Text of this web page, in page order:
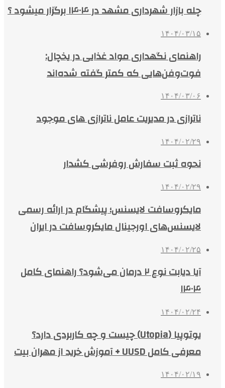
چله بازار شهرداری مشهد در ۱۴۰۴ برگزار میشود ؟
۱۴۰۴/۰۳/۱۵
راهنمای نگهداری مواد غذایی در یخچال:
فوت‌وفن‌هایی که کمتر گفته شده‌اند
۱۴۰۴/۰۳/۰۶
ناترازی در مدیریت عامل ناترازی های موجود
۱۴۰۴/۰۲/۲۹
نحوه ثبت سفارش روفرشی کشدار
۱۴۰۴/۰۲/۲۹
مایکروسافت لایسنس؛ پیشگام در ارائه رسمی
لایسنس‌های اورجینال مایکروسافت در ایران
۱۴۰۴/۰۲/۲۵
آیا دیابت نوع ۲ درمان می‌شود؟ راهنمای کامل
۱۴۰۴
۱۴۰۴/۰۲/۲۴
یوتوپیا (Utopia) چیست و چه کاربردی دارد؟
معرفی کامل UUSD + آموزش خرید از مهران بیت
۱۴۰۴/۰۲/۱۹